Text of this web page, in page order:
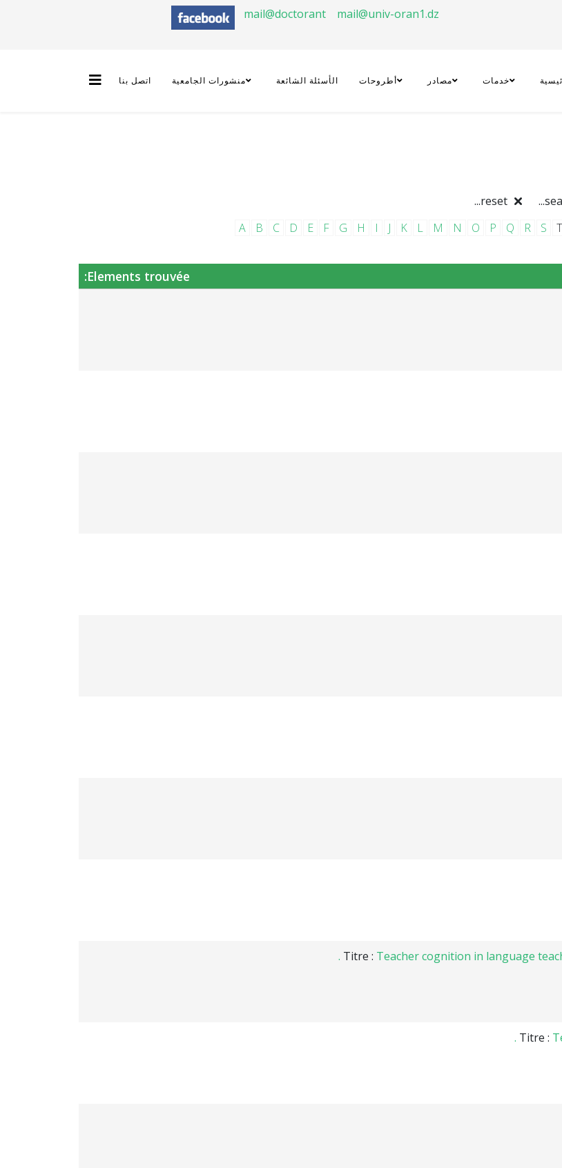
mail@doctorant mail@univ-oran1.dz
خدمات مصادر أطروحات الأسئلة الشائعة منشورات الجامعية اتصل بنا
A
B C D E F G H I J K L M N O P Q R S T
Elements trouvée:
Titre : Teacher cognition in language
Titre :